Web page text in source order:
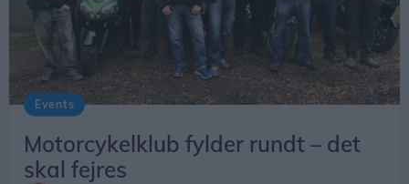
Events
Motorcykelklub fylder rundt – det
skal fejres